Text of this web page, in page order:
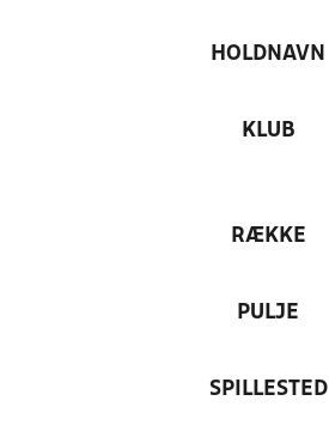
HOLDNAVN
KLUB
RÆKKE
PULJE
SPILLESTED